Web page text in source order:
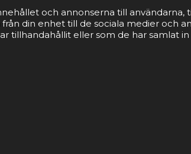
och annonserna till
din enhet till de sociala medier och
tillhandahållit eller som de har samlat in